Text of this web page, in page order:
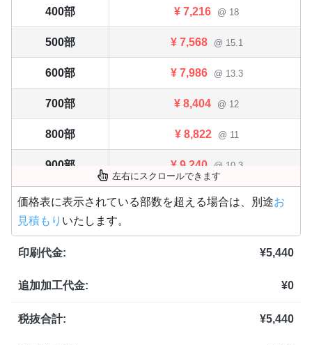
400部 ¥ 7,216 @ 18
500部 ¥ 7,568 @ 15.1
600部 ¥ 7,986 @ 13.3
700部 ¥ 8,404 @ 12
800部 ¥ 8,822 @ 11
900部 ¥ 9,240 @ 10.3
1,000部 ¥ 9,647 @ 9.6
1,100部
1,200部
1,300部
1,400部
左右にスクロールできます
価格表に表示されている部数を超える場合は、別途お
見積もり いたします。
印刷代金: ¥5,440
追加加工代金: ¥0
税抜合計: ¥5,440